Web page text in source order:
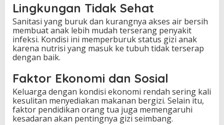
Lingkungan Tidak Sehat
Sanitasi yang buruk dan kurangnya akses air bersih
membuat anak lebih mudah terserang penyakit
infeksi. Kondisi ini memperburuk status gizi anak
karena nutrisi yang masuk ke tubuh tidak terserap
dengan baik.
Faktor Ekonomi dan Sosial
Keluarga dengan kondisi ekonomi rendah sering kali
kesulitan menyediakan makanan bergizi. Selain itu,
faktor pendidikan orang tua juga memengaruhi
kesadaran akan pentingnya gizi seimbang.